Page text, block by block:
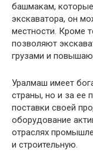
башмакам,
экскаватора, он
местности. Кроме
позволяют
грузами и
Уралмаш имеет
страны, но и за ее
поставки своей
оборудование
отраслях
и строительную.